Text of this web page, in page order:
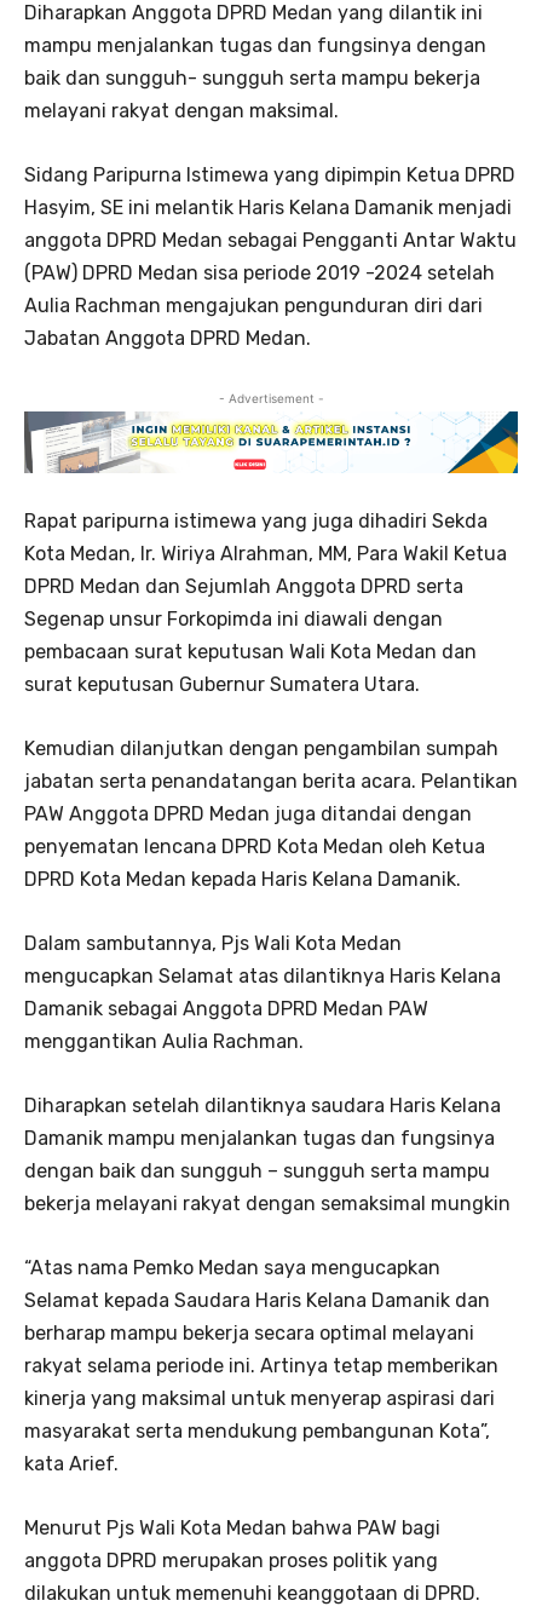
Diharapkan Anggota DPRD Medan yang dilantik ini
mampu menjalankan tugas dan fungsinya dengan
baik dan sungguh- sungguh serta mampu bekerja
melayani rakyat dengan maksimal.
Sidang Paripurna Istimewa yang dipimpin Ketua DPRD
Hasyim, SE ini melantik Haris Kelana Damanik menjadi
anggota DPRD Medan sebagai Pengganti Antar Waktu
(PAW) DPRD Medan sisa periode 2019 -2024 setelah
Aulia Rachman mengajukan pengunduran diri dari
Jabatan Anggota DPRD Medan.
- Advertisement -
Rapat paripurna istimewa yang juga dihadiri Sekda
Kota Medan, Ir. Wiriya Alrahman, MM, Para Wakil Ketua
DPRD Medan dan Sejumlah Anggota DPRD serta
Segenap unsur Forkopimda ini diawali dengan
pembacaan surat keputusan Wali Kota Medan dan
surat keputusan Gubernur Sumatera Utara.
Kemudian dilanjutkan dengan pengambilan sumpah
jabatan serta penandatangan berita acara. Pelantikan
PAW Anggota DPRD Medan juga ditandai dengan
penyematan lencana DPRD Kota Medan oleh Ketua
DPRD Kota Medan kepada Haris Kelana Damanik.
Dalam sambutannya, Pjs Wali Kota Medan
mengucapkan Selamat atas dilantiknya Haris Kelana
Damanik sebagai Anggota DPRD Medan PAW
menggantikan Aulia Rachman.
Diharapkan setelah dilantiknya saudara Haris Kelana
Damanik mampu menjalankan tugas dan fungsinya
dengan baik dan sungguh – sungguh serta mampu
bekerja melayani rakyat dengan semaksimal mungkin
“Atas nama Pemko Medan saya mengucapkan
Selamat kepada Saudara Haris Kelana Damanik dan
berharap mampu bekerja secara optimal melayani
rakyat selama periode ini. Artinya tetap memberikan
kinerja yang maksimal untuk menyerap aspirasi dari
masyarakat serta mendukung pembangunan Kota”,
kata Arief.
Menurut Pjs Wali Kota Medan bahwa PAW bagi
anggota DPRD merupakan proses politik yang
dilakukan untuk memenuhi keanggotaan di DPRD.